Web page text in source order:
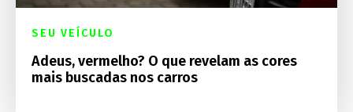
SEU VEÍCULO
Adeus, vermelho? O que revelam as cores
mais buscadas nos carros